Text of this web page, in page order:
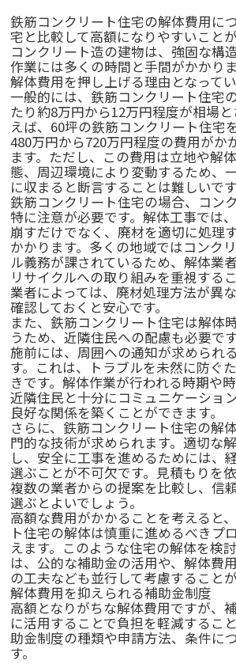
鉄筋コンクリート住宅の解体費用に
宅と比較して高額になりやすいこと
コンクリート造の建物は、強固な構
作業には多くの時間と手間がかかり
解体費用を押し上げる理由となってい
一般的には、鉄筋コンクリート住宅
たり約8万円から12万円程度が相場
えば、60坪の鉄筋コンクリート住宅
480万円から720万円程度の費用がか
ます。ただし、この費用は立地や解
態、周辺環境により変動するため、
に収まると断言することは難しいです
鉄筋コンクリート住宅の場合、コン
特に注意が必要です。解体工事では
崩すだけでなく、廃材を適切に処理
かかります。多くの地域ではコンク
ル義務が課されているため、解体業
リサイクルへの取り組みを重視する
業者によっては、廃材処理方法が異
確認しておくと安心です。
また、鉄筋コンクリート住宅は解体
うため、近隣住民への配慮も必要で
施前には、周囲への通知が求められ
す。これは、トラブルを未然に防ぐ
きです。解体作業が行われる時期や時
近隣住民と十分にコミュニケーショ
良好な関係を築くことができます。
さらに、鉄筋コンクリート住宅の解
門的な技術が求められます。適切な
し、安全に工事を進めるためには、
選ぶことが不可欠です。見積もりを
複数の業者からの提案を比較し、信
選ぶとよいでしょう。
高額な費用がかかることを考えると
ト住宅の解体は慎重に進めるべきプ
えます。このような住宅の解体を検
は、公的な補助金の活用や、解体費
解体費用を抑えられる補助金制度
高額となりがちな解体費用ですが、
に活用することで負担を軽減するこ
助金制度の種類や申請方法、条件に
す。